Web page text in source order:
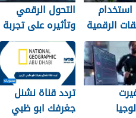
الرقمية
على هواتف
التحول الرقمي
وتأثيره على تجربة
عشاق الرياضة في
الجزائر
تردد قناة نشنل
جغرفك ابو ظبي